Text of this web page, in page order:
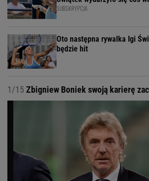
SUBSKRYPCJA
Oto następna rywalka Igi
będzie hit
1/15 Zbigniew Boniek swoją karierę